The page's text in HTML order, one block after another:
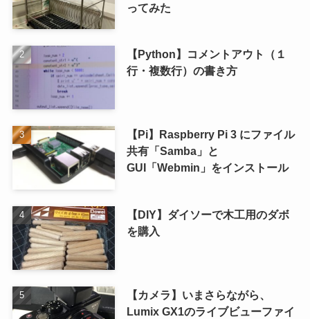
ってみた
【Python】コメントアウト（１
行・複数行）の書き方
【Pi】Raspberry Pi 3 にファイル
共有「Samba」と
GUI「Webmin」をインストール
【DIY】ダイソーで木工用のダボ
を購入
【カメラ】いまさらながら、
Lumix GX1のライブビューファイ